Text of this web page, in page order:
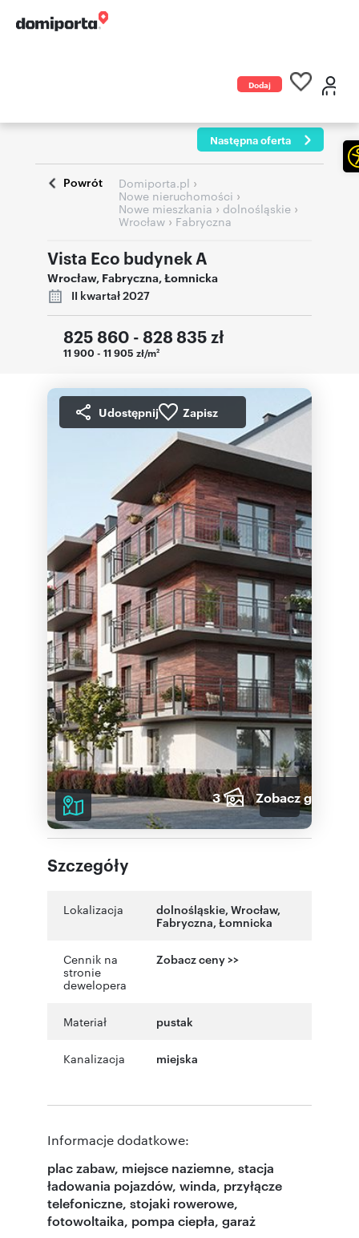
Dodaj
Następna oferta
Powrót Domiporta.pl ›
Nowe nieruchomości ›
Nowe mieszkania › dolnośląskie ›
Wrocław › Fabryczna
Vista Eco budynek A
Wrocław, Fabryczna,Łomnicka
II kwartał 2027
825 860 - 828 835 zł
11 900 - 11 905 zł/m2
Udostępnij Zapisz
3 Zobacz galerię
Szczegóły
Lokalizacja dolnośląskie, Wrocław,
Fabryczna, Łomnicka
Cennik na
stronie
dewelopera
Zobacz ceny >>
Materiał pustak
Kanalizacja miejska
Informacje dodatkowe:
plac zabaw, miejsce naziemne, stacja
ładowania pojazdów, winda, przyłącze
telefoniczne, stojaki rowerowe,
fotowoltaika, pompa ciepła, garaż